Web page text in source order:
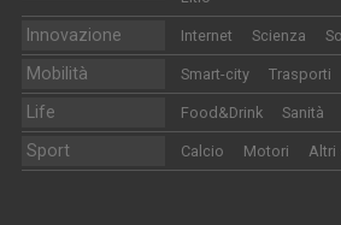
Innovazione Internet Scienza
Mobilità Smart-city Trasporti
Life Food&Drink Sanità
Sport Calcio Motori Altri